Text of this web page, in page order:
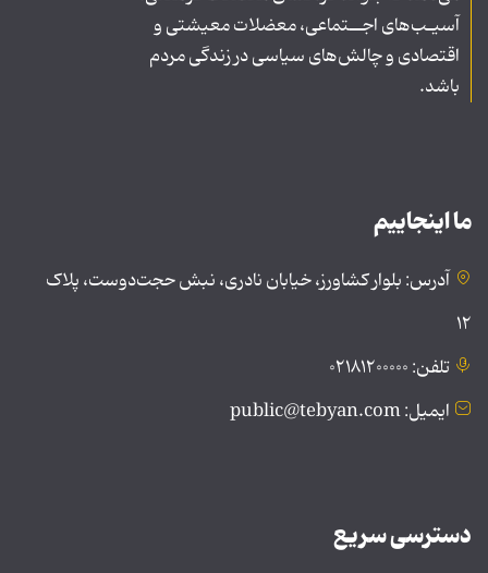
آسیـب‌های اجــتماعی، معضلات معیشتی و
اقتصادی و چالش‌های سیاسی در زندگی مردم
باشد.
ما اینجاییم
آدرس: بلوار کشاورز، خیابان نادری، نبش حجت‌دوست، پلاک
۱۲
تلفن: ۰۲۱۸۱۲۰۰۰۰۰
ایمیل: public@tebyan.com
دسترسی سریع